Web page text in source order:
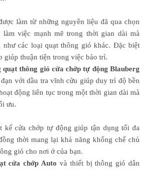
làm từ những nguyên liệu đã qua chọn
làm việc mạnh mẽ trong thời gian dài mà
các loại quạt thông gió khác. Đặc biệt
giúp thuận tiện trong việc bảo trì.
quạt thông gió cửa chớp tự động Blauberg
đạn với dầu tra vĩnh cửu giúp duy trì độ bền
động liên tục trong một thời gian dài mà
ưu.
kế cửa chớp tự động giúp tận dụng tối đa
thời mang lại khả năng khống chế chủ
gió cho nơi ở của bạn.
cửa chớp Auto và thiết bị thông gió dân